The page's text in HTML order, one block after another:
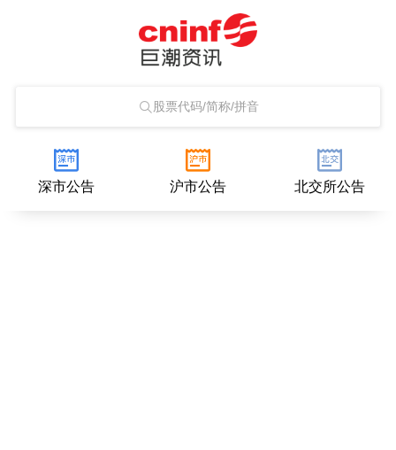
股票代码/简称/拼音
深市公告 沪市公告 北交所公告